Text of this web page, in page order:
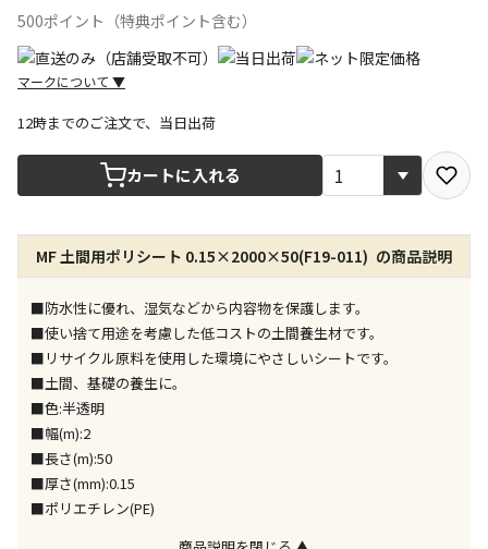
500ポイント（特典ポイント含む）
マークについて ▼
宅配や店舗受取を選択できる商品です
店舗のみで受取できる商品です（宅配便でのお届けが
できません）
※同時購入の商品は、全て同じ店舗での受取となりま
す
特定の店舗のみで受取ができる商品です（宅配便での
お届けができません）
※同時購入の商品は、全て同じ店舗での受取となりま
す
委託業者によりお届けする商品です
※ほか商品との同時購入はできません。お手数です
が、ご購入手続きを分けてお買い求めください
※支払い方法の代金引換は選択できません。
※電話注文はできません。
12時までのご注文で、当日出荷
カートに入れる
MF 土間用ポリシート 0.15×2000×50(F19-011) の商品説明
■防水性に優れ、湿気などから内容物を保護します。
■使い捨て用途を考慮した低コストの土間養生材です。
■リサイクル原料を使用した環境にやさしいシートです。
■土間、基礎の養生に。
■色:半透明
■幅(m):2
■長さ(m):50
■厚さ(mm):0.15
■ポリエチレン(PE)